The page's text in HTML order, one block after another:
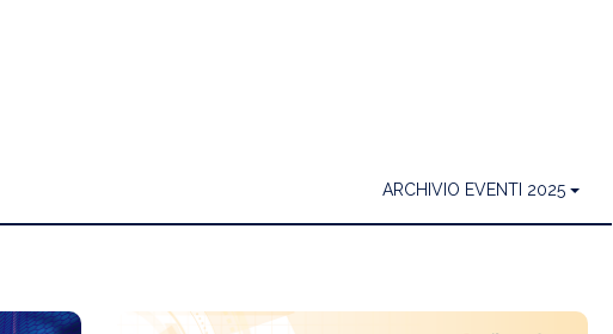
ARCHIVIO EVENTI 2025